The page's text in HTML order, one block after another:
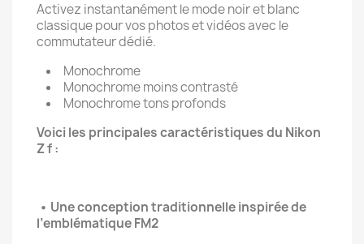
Activez instantanément le mode noir et blanc
classique pour vos photos et vidéos avec le
commutateur dédié.
Monochrome
Monochrome moins contrasté
Monochrome tons profonds
Voici les principales caractéristiques du Nikon
Z f :
• Une conception traditionnelle inspirée de
l’emblématique FM2